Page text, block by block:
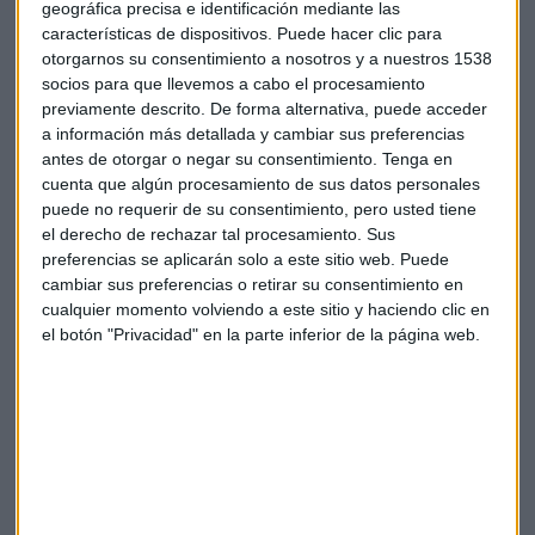
geográfica precisa e identificación mediante las
características de dispositivos. Puede hacer clic para
otorgarnos su consentimiento a nosotros y a nuestros 1538
socios para que llevemos a cabo el procesamiento
previamente descrito. De forma alternativa, puede acceder
a información más detallada y cambiar sus preferencias
antes de otorgar o negar su consentimiento. Tenga en
cuenta que algún procesamiento de sus datos personales
puede no requerir de su consentimiento, pero usted tiene
el derecho de rechazar tal procesamiento. Sus
preferencias se aplicarán solo a este sitio web. Puede
cambiar sus preferencias o retirar su consentimiento en
cualquier momento volviendo a este sitio y haciendo clic en
el botón "Privacidad" en la parte inferior de la página web.
Caixabank Resultados
Suscríbete a nuestros boletines
Te enviaremos las noticias más importantes del día